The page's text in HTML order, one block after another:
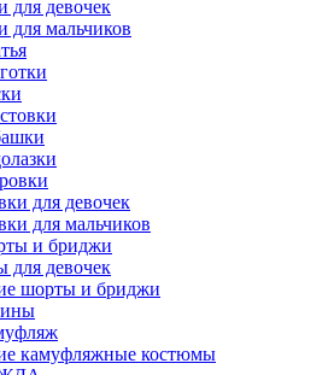
для девочек
для мальчиков
для девочек
для мальчиков
и бриджи
девочек
шорты и бриджи
камуфляжные костюмы